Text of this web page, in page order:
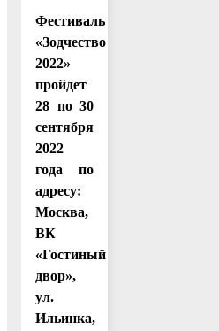
Фестиваль
«Зодчество
2022»
пройдет
28 по 30
сентября
2022
года по
адресу:
Москва,
ВК
«Гостиный
двор»,
ул.
Ильинка,